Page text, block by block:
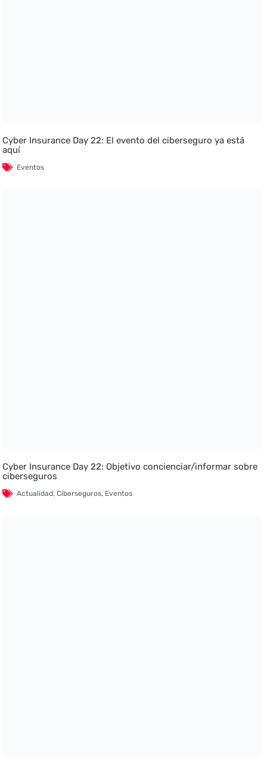
Cyber Insurance Day 22: El evento del ciberseguro ya está
aquí
Eventos
Cyber Insurance Day 22: Objetivo concienciar/informar sobre
ciberseguros
Actualidad,Ciberseguros, Eventos